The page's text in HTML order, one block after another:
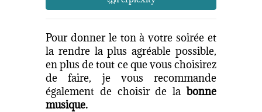
Pour donner le ton à votre soirée et
la rendre la plus agréable possible,
en plus de tout ce que vous choisirez
de faire, je vous recommande
également de choisir de la bonne
musique.